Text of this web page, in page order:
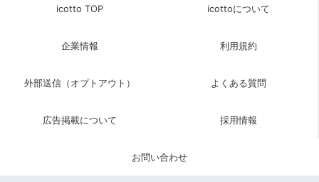
飲食店や土産店が並ぶ「狸小路商店街」。地元の人や観
産を探したり、ローカルなお店で買い物を楽しんで。歴
「狸小路商店街」がホテルから徒歩3分ほどなので立ち寄りました。
夜にやってる水族館や映画館もあったりと観光も楽しめるので、札
icotto TOP icottoについて
企業情報 利用規約
外部送信（オプトアウト） よくある質問
広告掲載について 採用情報
お問い合わせ